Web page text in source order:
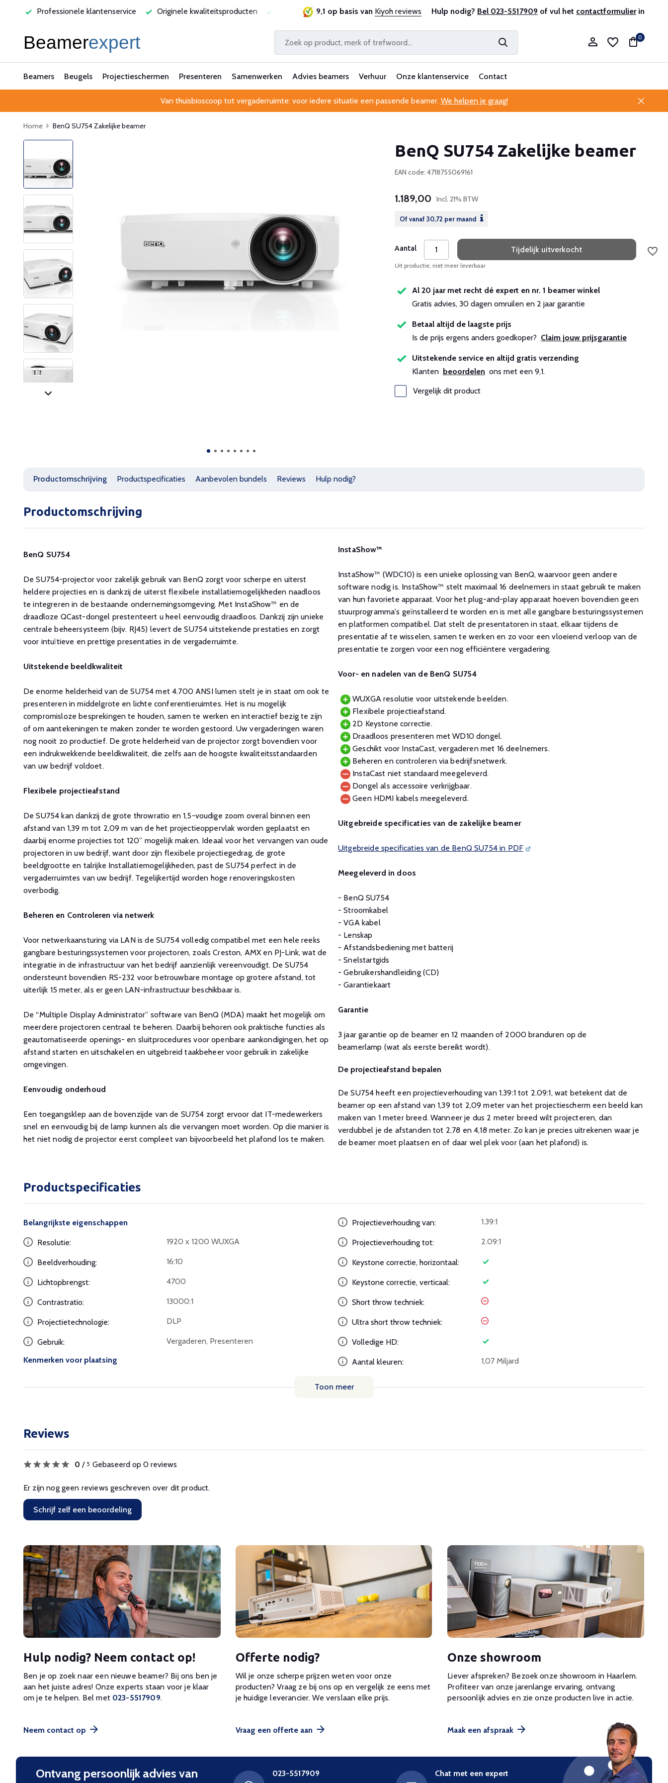
Professionele klantenservice Originele kwaliteitsproducten Laagste prijsgarantie Al 25 jaar betrouwbaar en ervaren Professionele klantenservice
9,1 op basis van Kiyoh reviews Hulp nodig? Bel 023-5517909 of vul het contactformulierin
Account aanmaken
0
Beamers Beugels Projectieschermen Presenteren Samenwerken Advies beamers Verhuur Onze klantenservice Contact
Van thuisbioscoop tot vergaderruimte: voor iedere situatie een passende beamer. We helpen je graag!
Home BenQ SU754 Zakelijke beamer
BenQ SU754 Zakelijke beamer
EAN code: 4718755069161
1.189,00 Incl. 21% BTW
Of vanaf 30,72 per maand
Aantal Tijdelijk uitverkocht
Uit productie, niet meer leverbaar
Al 20 jaar met recht dé expert en nr. 1 beamer winkel
Gratis advies, 30 dagen omruilen en 2 jaar garantie
Betaal altijd de laagste prijs
Is de prijs ergens anders goedkoper? Claim jouw prijsgarantie
Uitstekende service en altijd gratis verzending
Klanten beoordelen ons met een 9,1.
Vergelijk dit product
Productomschrijving Productspecificaties Aanbevolen bundels Reviews Hulp nodig?
Productomschrijving
BenQ SU754
De SU754-projector voor zakelijk gebruik van BenQ zorgt voor scherpe en uiterst
heldere projecties en is dankzij de uiterst flexibele installatiemogelijkheden naadloos
te integreren in de bestaande ondernemingsomgeving. Met InstaShow™ en de
draadloze QCast-dongel prestenteert u heel eenvoudig draadloos. Dankzij zijn unieke
centrale beheersysteem (bijv. RJ45) levert de SU754 uitstekende prestaties en zorgt
voor intuïtieve en prettige presentaties in de vergaderruimte.
Uitstekende beeldkwaliteit
De enorme helderheid van de SU754 met 4.700 ANSI lumen stelt je in staat om ook te
presenteren in middelgrote en lichte conferentieruimtes. Het is nu mogelijk
compromisloze besprekingen te houden, samen te werken en interactief bezig te zijn
of om aantekeningen te maken zonder te worden gestoord. Uw vergaderingen waren
nog nooit zo productief. De grote helderheid van de projector zorgt bovendien voor
een indrukwekkende beeldkwaliteit, die zelfs aan de hoogste kwaliteitsstandaarden
van uw bedrijf voldoet.
Flexibele projectieafstand
De SU754 kan dankzij de grote throwratio en 1,5-voudige zoom overal binnen een
afstand van 1,39 m tot 2,09 m van de het projectieoppervlak worden geplaatst en
daarbij enorme projecties tot 120” mogelijk maken. Ideaal voor het vervangen van oude
projectoren in uw bedrijf, want door zijn flexibele projectiegedrag, de grote
beeldgrootte en talrijke Installatiemogelijkheden, past de SU754 perfect in de
vergaderruimtes van uw bedrijf. Tegelijkertijd worden hoge renoveringskosten
overbodig.
Beheren en Controleren via netwerk
Voor netwerkaansturing via LAN is de SU754 volledig compatibel met een hele reeks
gangbare besturingssystemen voor projectoren, zoals Creston, AMX en PJ-Link, wat de
integratie in de infrastructuur van het bedrijf aanzienlijk vereenvoudigt. De SU754
ondersteunt bovendien RS-232 voor betrouwbare montage op grotere afstand, tot
uiterlijk 15 meter, als er geen LAN-infrastructuur beschikbaar is.
De “Multiple Display Administrator” software van BenQ (MDA) maakt het mogelijk om
meerdere projectoren centraal te beheren. Daarbij behoren ook praktische functies als
geautomatiseerde openings- en sluitprocedures voor openbare aankondigingen, het op
afstand starten en uitschakelen en uitgebreid taakbeheer voor gebruik in zakelijke
omgevingen.
Eenvoudig onderhoud
Een toegangsklep aan de bovenzijde van de SU754 zorgt ervoor dat IT-medewerkers
snel en eenvoudig bij de lamp kunnen als die vervangen moet worden. Op die manier is
het niet nodig de projector eerst compleet van bijvoorbeeld het plafond los te maken.
InstaShow™
InstaShow™ (WDC10) is een unieke oplossing van BenQ, waarvoor geen andere
software nodig is. InstaShow™ stelt maximaal 16 deelnemers in staat gebruik te maken
van hun favoriete apparaat. Voor het plug-and-play apparaat hoeven bovendien geen
stuurprogramma's geïnstalleerd te worden en is met alle gangbare besturingssystemen
en platformen compatibel. Dat stelt de presentatoren in staat, elkaar tijdens de
presentatie af te wisselen, samen te werken en zo voor een vloeiend verloop van de
presentatie te zorgen voor een nog efficiëntere vergadering.
Voor- en nadelen van de BenQ SU754
WUXGA resolutie voor uitstekende beelden.
Flexibele projectieafstand.
2D Keystone correctie.
Draadloos presenteren met WD10 dongel.
Geschikt voor InstaCast, vergaderen met 16 deelnemers.
Beheren en controleren via bedrijfsnetwerk.
InstaCast niet standaard meegeleverd.
Dongel als accessoire verkrijgbaar.
Geen HDMI kabels meegeleverd.
Uitgebreide specificaties van de zakelijke beamer
Uitgebreide specificaties van de BenQ SU754 in PDF
Meegeleverd in doos
- BenQ SU754
- Stroomkabel
- VGA kabel
- Lenskap
- Afstandsbediening met batterij
- Snelstartgids
- Gebruikershandleiding (CD)
- Garantiekaart
Garantie
3 jaar garantie op de beamer en 12 maanden of 2000 branduren op de
beamerlamp (wat als eerste bereikt wordt).
De projectieafstand bepalen
De SU754 heeft een projectieverhouding van 1.39:1 tot 2.09:1, wat betekent dat de
beamer op een afstand van 1,39 tot 2,09 meter van het projectiescherm een beeld kan
maken van 1 meter breed. Wanneer je dus 2 meter breed wilt projecteren, dan
verdubbel je de afstanden tot 2,78 en 4,18 meter. Zo kan je precies uitrekenen waar je
de beamer moet plaatsen en of daar wel plek voor (aan het plafond) is.
Productspecificaties
Belangrijkste eigenschappen
Resolutie: 1920 x 1200 WUXGA
Beeldverhouding: 16:10
Lichtopbrengst: 4700
Contrastratio: 13000:1
Projectietechnologie: DLP
Gebruik:
Vergaderen, Presenteren
Kenmerken voor plaatsing
Projectieverhouding van: 1.39:1
Projectieverhouding tot: 2.09:1
Keystone correctie, horizontaal:
Keystone correctie, verticaal:
Short throw techniek:
Ultra short throw techniek:
Volledige HD:
Aantal kleuren: 1,07 Miljard
Toon meer
Reviews
0 / 5 Gebaseerd op 0 reviews
Er zijn nog geen reviews geschreven over dit product.
Schrijf zelf een beoordeling
Hulp nodig? Neem contact op!
Ben je op zoek naar een nieuwe beamer? Bij ons ben je
aan het juiste adres! Onze experts staan voor je klaar
om je te helpen. Bel met 023-5517909.
Neem contact op
Offerte nodig?
Wil je onze scherpe prijzen weten voor onze
producten? Vraag ze bij ons op en vergelijk ze eens met
je huidige leverancier. We verslaan elke prijs.
Vraag een offerte aan
Onze showroom
Liever afspreken? Bezoek onze showroom in Haarlem.
Profiteer van onze jarenlange ervaring, ontvang
persoonlijk advies en zie onze producten live in actie.
Maak een afspraak
Ontvang persoonlijk advies van
023-5517909 Chat met een expert